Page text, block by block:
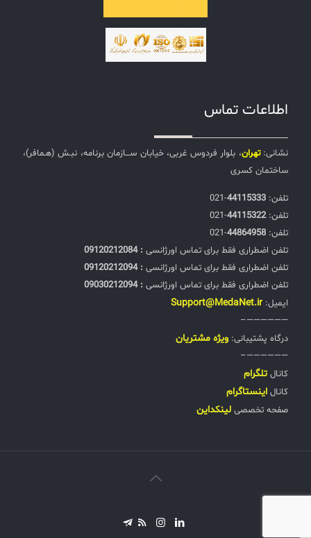
اطلاعات تماس
نشانی:تهران، بلوار فردوس غربی، خیابان ســـازمان برنامه، نبـش (هـمافر)،
ساختمان کسری
تلفن:‌ 44115333
-021
تلفن:‌44115322
-021
تلفن:‌ 44864958
-021
تلفن اضطراری فقط برای تماس اورژانسی : 09120212084
تلفن اضطراری فقط برای تماس اورژانسی : 09120212094
تلفن اضطراری فقط برای تماس اورژانسی : 09030212094
ایمیل: Support@MedaNet.ir
——————–
درگاه پشتیبانی: ويژه مشتریان
——————–
کانال تلگرام
کانال اینستاگرام
صفحه تخصصی لینکداین